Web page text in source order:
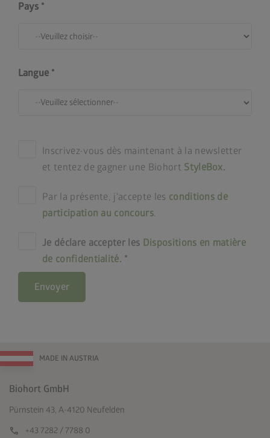
Pays
Langue
Inscrivez-vous dès maintenant à la newsletter
et tentez de gagner une Biohort StyleBox.
Par la présente, j'accepte les conditions de
participation au concours.
Je déclare accepter les Dispositions en matière
de confidentialité.
Envoyer
MADE IN AUSTRIA
Biohort GmbH
Pürnstein 43, A-4120 Neufelden
call +43 7282 / 7788 0